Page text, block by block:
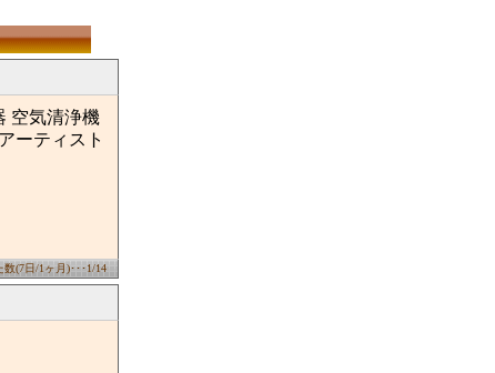
空気清浄機
ーティスト
(7日/1ヶ月)･･･1/14